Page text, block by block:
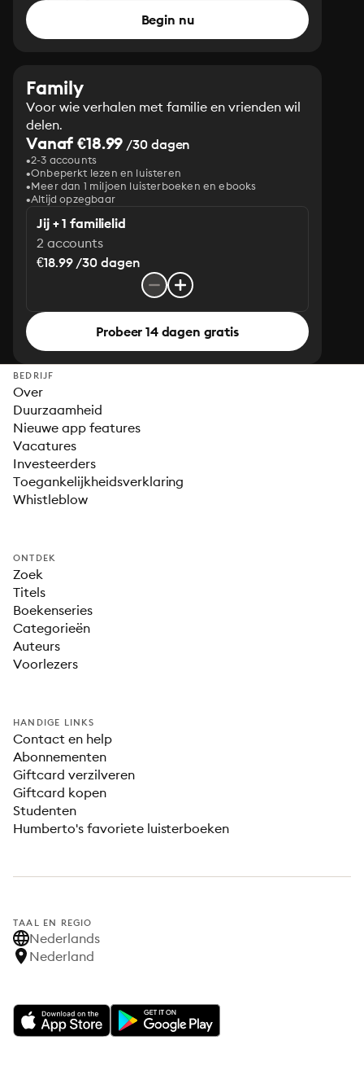
Begin nu
Family
Voor wie verhalen met familie en vrienden wil
delen.
Vanaf €18.99 /30 dagen
2-3 accounts
Onbeperkt lezen en luisteren
Meer dan 1 miljoen luisterboeken en ebooks
Altijd opzegbaar
Jij + 1 familielid
2 accounts
€18.99 /30 dagen
Probeer 14 dagen gratis
BEDRIJF
Over
Duurzaamheid
Nieuwe app features
Vacatures
Investeerders
Toegankelijkheidsverklaring
Whistleblow
ONTDEK
Zoek
Titels
Boekenseries
Categorieën
Auteurs
Voorlezers
HANDIGE LINKS
Contact en help
Abonnementen
Giftcard verzilveren
Giftcard kopen
Studenten
Humberto's favoriete luisterboeken
TAAL EN REGIO
Nederlands
Nederland